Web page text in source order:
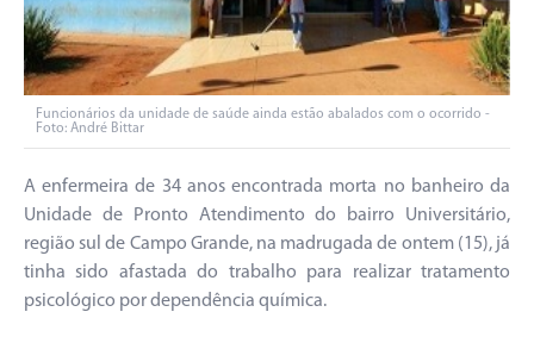
Funcionários da unidade de saúde ainda estão abalados com o ocorrido -
Foto: André Bittar
A enfermeira de 34 anos encontrada morta no banheiro da
Unidade de Pronto Atendimento do bairro Universitário,
região sul de Campo Grande, na madrugada de ontem (15), já
tinha sido afastada do trabalho para realizar tratamento
psicológico por dependência química.